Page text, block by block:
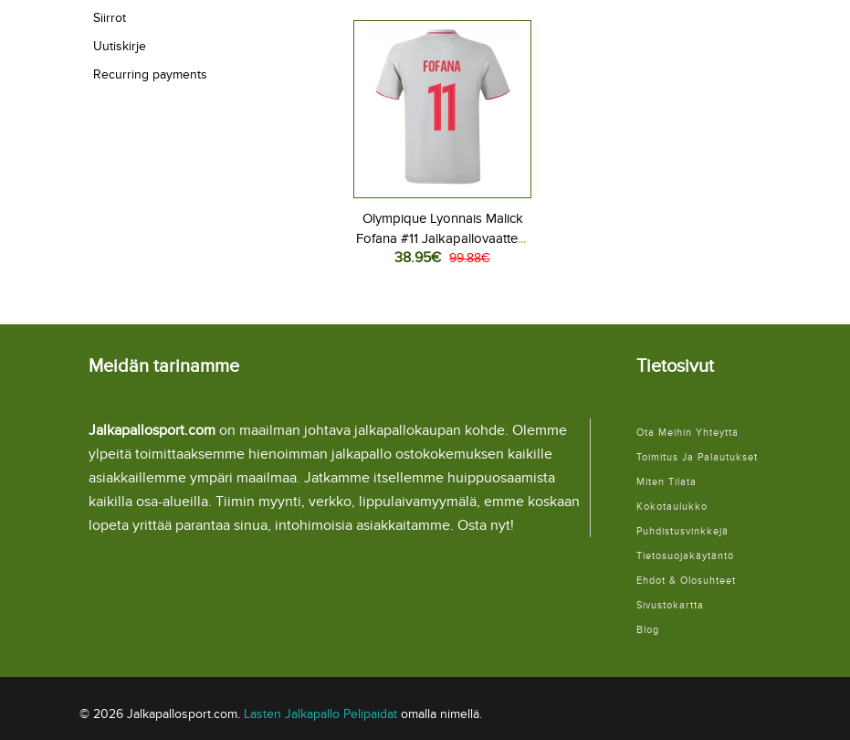
Siirrot
Uutiskirje
Recurring payments
Olympique Lyonnais Malick
Fofana #11 Jalkapallovaatteet
Kolmaspaita 2025-26
38.95€ 99.88€
Meidän tarinamme
Jalkapallosport.com on maailman johtava jalkapallokaupan kohde. Olemme
ylpeitä toimittaaksemme hienoimman jalkapallo ostokokemuksen kaikille
asiakkaillemme ympäri maailmaa. Jatkamme itsellemme huippuosaamista
kaikilla osa-alueilla. Tiimin myynti, verkko, lippulaivamyymälä, emme koskaan
lopeta yrittää parantaa sinua, intohimoisia asiakkaitamme. Osta nyt!
Tietosivut
Ota Meihin Yhteyttä
Toimitus Ja Palautukset
Miten Tilata
Kokotaulukko
Puhdistusvinkkejä
Tietosuojakäytäntö
Ehdot & Olosuhteet
Sivustokartta
Blog
© 2026 Jalkapallosport.com. Lasten Jalkapallo Pelipaidat omalla nimellä.